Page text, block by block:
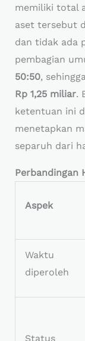
memiliki total
aset tersebut
dan tidak ada
pembagian
50:50,
Rp 1,25 miliar.
ketentuan ini
menetapkan
separuh dari
Perbandingan
Aspek
Waktu
diperoleh
Status